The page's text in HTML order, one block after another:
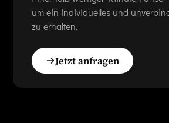
um ein individuelles und
zu erhalten.
Jetzt anfragen